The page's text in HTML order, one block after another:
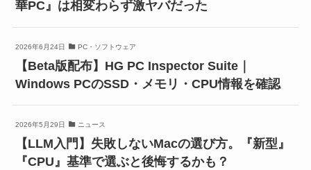
華PC』は相変わらず激ヤバだった
2026年6月24日 PC・ソフトウェア
【Beta版配布】HG PC Inspector Suite｜
Windows PCのSSD・メモリ・CPU情報を確認
2026年5月29日 ニュース
【LLM入門】失敗しないMacの選び方。『新型』
『CPU』基準で選ぶと後悔するかも？